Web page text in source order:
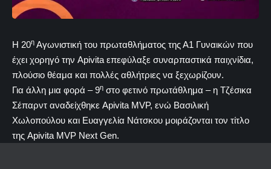
Η 20η Αγωνιστική του πρωταθλήματος της Α1 Γυναικών που
έχει χορηγό την Apivita επεφύλαξε συναρπαστικά παιχνίδια,
πλούσιο θέαμα και πολλές αθλήτριες να ξεχωρίζουν.
Για άλλη μια φορά – 9η στο φετινό πρωτάθλημα – η Τζέσικα
Σέπαρντ αναδείχθηκε Apivita MVP, ενώ Βασιλική
Χωλοπούλου και Ευαγγελία Νάτσκου μοιράζονται τον τίτλο
της Apivita MVP Νext Gen.